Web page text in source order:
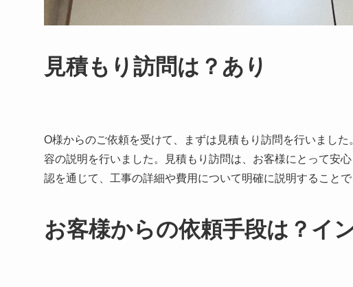
見積もり訪問は？あり
O様からのご依頼を受けて、まずは見積もり訪問を行いまし
容の説明を行いました。見積もり訪問は、お客様にとって安
認を通じて、工事の詳細や費用について明確に説明すること
お客様からの依頼手段は？イ